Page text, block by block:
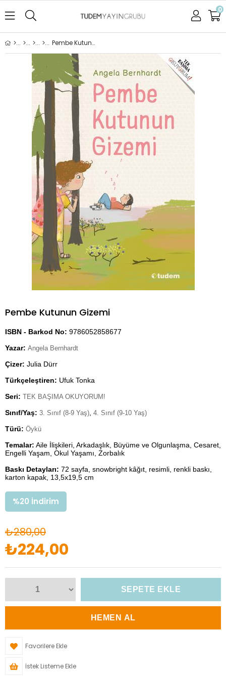
0
Pembe Kutunun Gizemi
Pembe Kutunun Gizemi
ISBN - Barkod No: 9786052858677
Yazar: Angela Bernhardt
Çizer: Julia Dürr
Türkçeleştiren: Ufuk Tonka
Seri: TEK BAŞIMA OKUYORUM!
Sınıf/Yaş: 3. Sınıf (8-9 Yaş) 4. Sınıf (9-10 Yaş)
Türü: Öykü
Temalar: Aile İlişkileri, Arkadaşlık, Büyüme ve Olgunlaşma, Cesaret,
Engelli Yaşam, Okul Yaşamı, Zorbalık
Baskı Detayları: 72 sayfa, snowbright kâğıt, resimli, renkli baskı,
karton kapak, 13,5x19,5 cm
%20 İndirim
₺280,00
₺224,00
Favorilere Ekle
İstek Listeme Ekle